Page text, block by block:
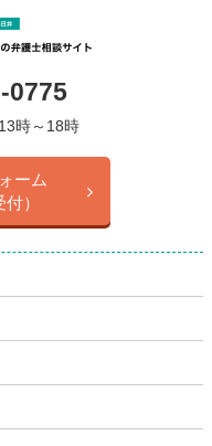
0775
時～18時
ーム
）